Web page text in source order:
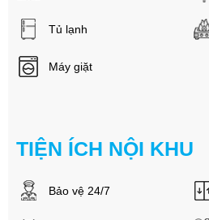
Tủ lạnh
Máy giặt
TIỆN ÍCH NỘI KHU
Bảo vệ 24/7